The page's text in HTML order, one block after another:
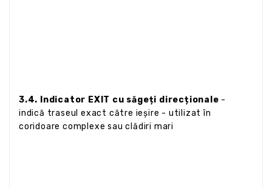
3.4. Indicator EXIT cu săgeți direcționale -
indică traseul exact către ieșire - utilizat în
coridoare complexe sau clădiri mari